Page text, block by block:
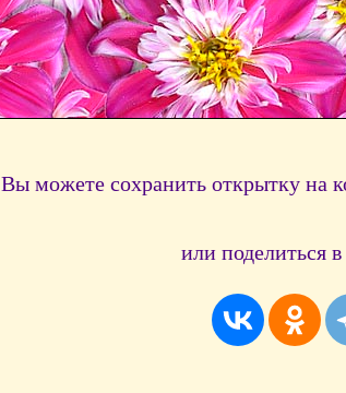
Вы можете сохранить открытку на
или поделиться